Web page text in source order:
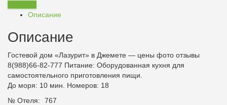
Описание
Описание
Гостевой дом «Лазурит» в Джемете — цены фото отзывы
8(988)66-82-777 Питание: Оборудованная кухня для
самостоятельного приготовления пищи.
До моря: 10 мин. Номеров: 18
№ Отеля:
767